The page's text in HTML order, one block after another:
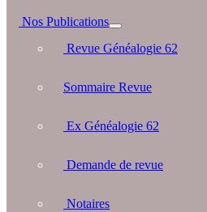
Nos Publications
Revue Généalogie 62
Sommaire Revue
Ex Généalogie 62
Demande de revue
Notaires